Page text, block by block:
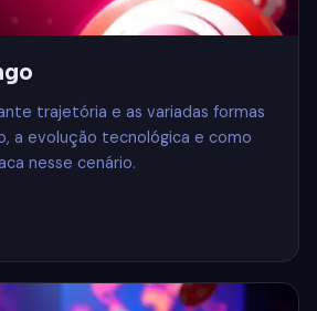
trajetória e as variadas formas
a evolução tecnológica e como
nesse cenário.